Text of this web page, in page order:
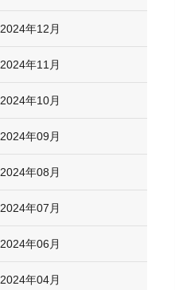
2024年12月
2024年11月
2024年10月
2024年09月
2024年08月
2024年07月
2024年06月
2024年04月